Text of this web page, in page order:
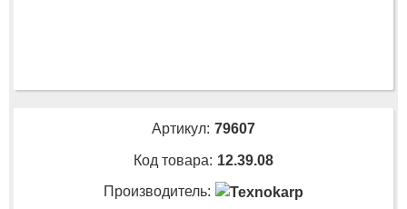
Артикул: 79607
Код товара: 12.39.08
Производитель: